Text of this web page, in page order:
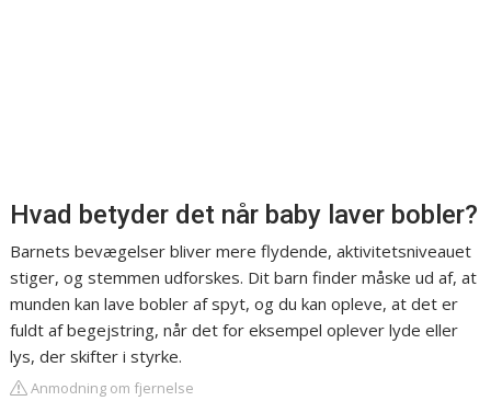
Hvad betyder det når baby laver bobler?
Barnets bevægelser bliver mere flydende, aktivitetsniveauet
stiger, og stemmen udforskes. Dit barn finder måske ud af, at
munden kan lave bobler af spyt, og du kan opleve, at det er
fuldt af begejstring, når det for eksempel oplever lyde eller
lys, der skifter i styrke.
Anmodning om fjernelse